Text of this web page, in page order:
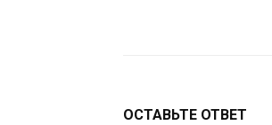
ОСТАВЬТЕ ОТВЕТ